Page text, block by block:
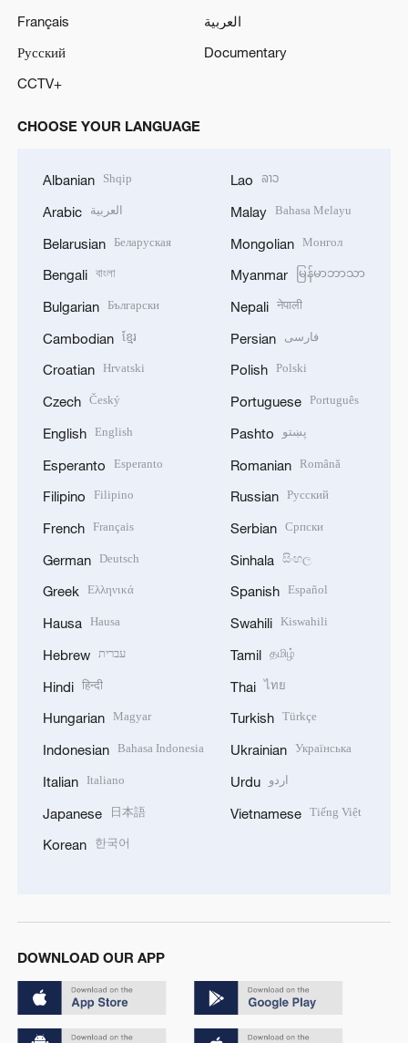
Français
العربية
Русский
Documentary
CCTV+
CHOOSE YOUR LANGUAGE
Albanian Shqip
Arabic العربية
Belarusian Беларуская
Bengali বাংলা
Bulgarian Български
Cambodian ខ្មែរ
Croatian Hrvatski
Czech Český
English English
Esperanto Esperanto
Filipino Filipino
French Français
German Deutsch
Greek Ελληνικά
Hausa Hausa
Hebrew עברית
Hindi हिन्दी
Hungarian Magyar
Indonesian Bahasa Indonesia
Italian Italiano
Japanese 日本語
Korean 한국어
Lao ລາວ
Malay Bahasa Melayu
Mongolian Монгол
Myanmar မြန်မာဘာသာ
Nepali नेपाली
Persian فارسی
Polish Polski
Portuguese Português
Pashto پښتو
Romanian Română
Russian Русский
Serbian Српски
Sinhala සිංහල
Spanish Español
Swahili Kiswahili
Tamil தமிழ்
Thai ไทย
Turkish Türkçe
Ukrainian Українська
Urdu اردو
Vietnamese Tiếng Việt
DOWNLOAD OUR APP